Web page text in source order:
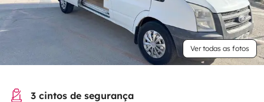
Ver todas as fotos
3 cintos de segurança